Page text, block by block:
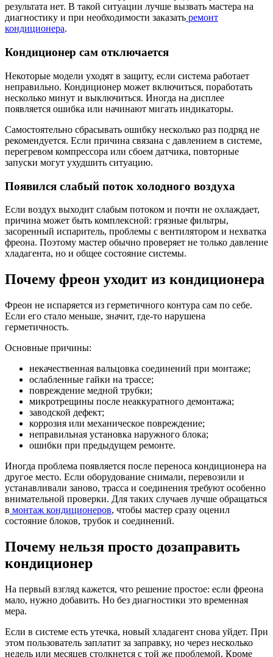
результата нет. В такой ситуации лучше вызвать мастера на
диагностику и при необходимости заказать ремонт
кондиционера.
Кондиционер сам отключается
Некоторые модели уходят в защиту, если система работает
неправильно. Кондиционер может включиться, поработать
несколько минут и выключиться. Иногда на дисплее
появляется ошибка или начинают мигать индикаторы.
Самостоятельно сбрасывать ошибку несколько раз подряд не
рекомендуется. Если причина связана с давлением в системе,
перегревом компрессора или сбоем датчика, повторные
запуски могут ухудшить ситуацию.
Появился слабый поток холодного воздуха
Если воздух выходит слабым потоком и почти не охлаждает,
причина может быть комплексной: грязные фильтры,
засоренный испаритель, проблемы с вентилятором и нехватка
фреона. Поэтому мастер обычно проверяет не только давление
хладагента, но и общее состояние системы.
Почему фреон уходит из кондиционера
Фреон не испаряется из герметичного контура сам по себе.
Если его стало меньше, значит, где-то нарушена
герметичность.
Основные причины:
некачественная вальцовка соединений при монтаже;
ослабленные гайки на трассе;
повреждение медной трубки;
микротрещины после неаккуратного демонтажа;
заводской дефект;
коррозия или механическое повреждение;
неправильная установка наружного блока;
ошибки при предыдущем ремонте.
Иногда проблема появляется после переноса кондиционера на
другое место. Если оборудование снимали, перевозили и
устанавливали заново, трасса и соединения требуют особенно
внимательной проверки. Для таких случаев лучше обращаться
в монтаж кондиционеров, чтобы мастер сразу оценил
состояние блоков, трубок и соединений.
Почему нельзя просто дозаправить
кондиционер
На первый взгляд кажется, что решение простое: если фреона
мало, нужно добавить. Но без диагностики это временная
мера.
Если в системе есть утечка, новый хладагент снова уйдет. При
этом пользователь заплатит за заправку, но через несколько
недель или месяцев столкнется с той же проблемой. Кроме